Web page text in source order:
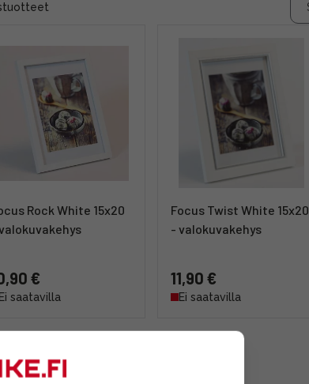
Rock White 15x20
€
Ei saatavilla
Focus Twist White 15x20
- valokuvakehys
11,90 €
Ei saatavilla